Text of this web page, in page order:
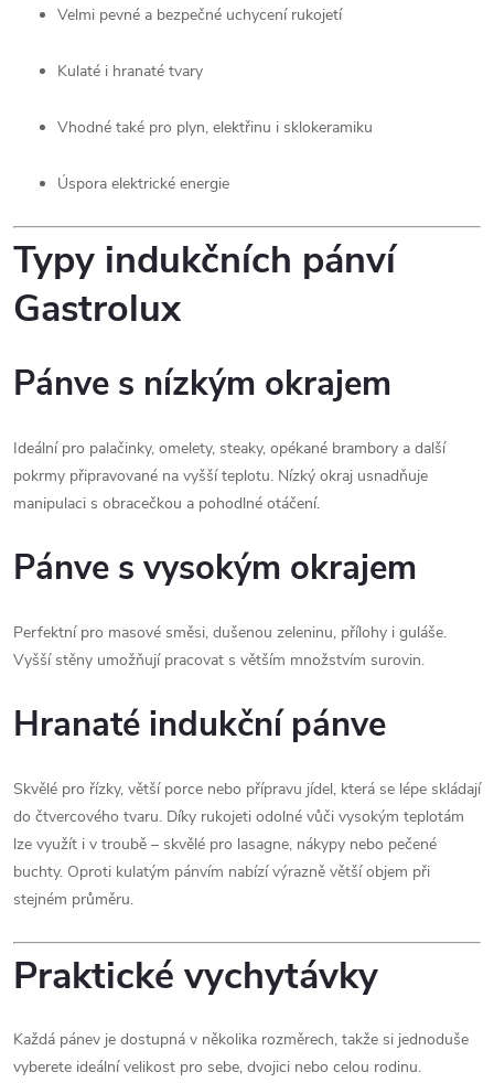
Velmi pevné a bezpečné uchycení rukojetí
Kulaté i hranaté tvary
Vhodné také pro plyn, elektřinu i sklokeramiku
Úspora elektrické energie
Typy indukčních pánví
Gastrolux
Pánve s nízkým okrajem
Ideální pro palačinky, omelety, steaky, opékané brambory a další
pokrmy připravované na vyšší teplotu. Nízký okraj usnadňuje
manipulaci s obracečkou a pohodlné otáčení.
Pánve s vysokým okrajem
Perfektní pro masové směsi, dušenou zeleninu, přílohy i guláše.
Vyšší stěny umožňují pracovat s větším množstvím surovin.
Hranaté indukční pánve
Skvělé pro řízky, větší porce nebo přípravu jídel, která se lépe skládají
do čtvercového tvaru. Díky rukojeti odolné vůči vysokým teplotám
lze využít i v troubě – skvělé pro lasagne, nákypy nebo pečené
buchty. Oproti kulatým pánvím nabízí výrazně větší objem při
stejném průměru.
Praktické vychytávky
Každá pánev je dostupná v několika rozměrech, takže si jednoduše
vyberete ideální velikost pro sebe, dvojici nebo celou rodinu.